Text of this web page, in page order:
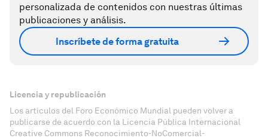
personalizada de contenidos con nuestras últimas
publicaciones y análisis.
Inscríbete de forma gratuita
Licencia y republicación
Los artículos del Foro Económico Mundial pueden volver a
publicarse de acuerdo con la Licencia Pública Internacional
Creative Commons Reconocimiento-NoComercial-